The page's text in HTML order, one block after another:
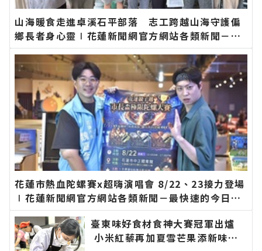
山海暖食走進卓溪石平部落 志工跨越山海守護偏
鄉長者身心靈∣花蓮新聞網官方網站各類新聞－最
快速的今日新聞報導 最新的在地資訊！
花蓮市熱血陀螺賽x超嗨演唱會 8/22、23接力登場
∣花蓮新聞網官方網站各類新聞－最快速的今日新
聞報導 最新的在地資訊！
臺東味好食材食神大賽冠軍出爐
小米紅藜再加夏雪芒果添新味∣